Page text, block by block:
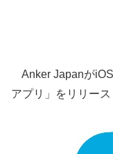
Anker Japanが
アプリ」をリリー